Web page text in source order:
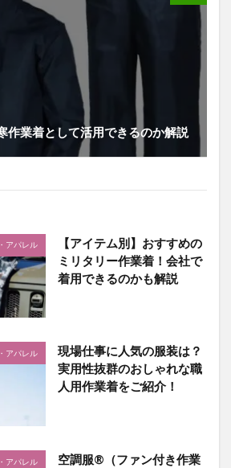
作業着として活用できるのか解説
アパレル
【アイテム別】おすすめの
ミリタリー作業着！会社で
着用できるのかも解説
アパレル
現場仕事に人気の服装は？
実用性抜群のおしゃれな職
人用作業着をご紹介！
アパレル
空調服®（ファン付き作業